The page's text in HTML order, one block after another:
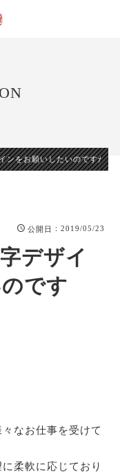
ンをお願いしたいのですが・
公開日 ：2019/05/23
デザイ
です
なお仕事を受けて
柔軟に応じており